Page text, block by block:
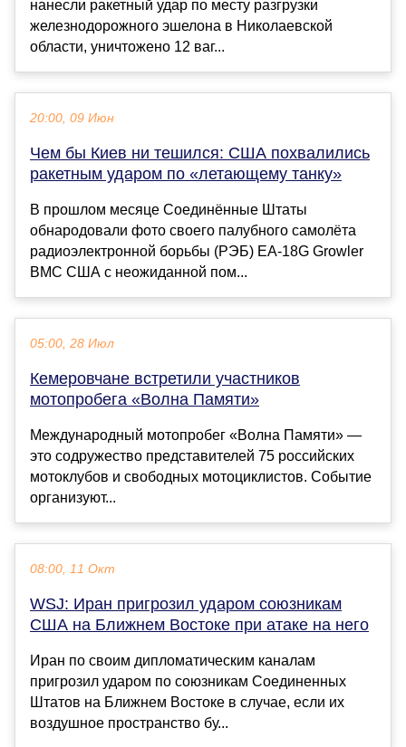
нанесли ракетный удар по месту разгрузки
железнодорожного эшелона в Николаевской
области, уничтожено 12 ваг...
20:00, 09 Июн
Чем бы Киев ни тешился: США похвалились
ракетным ударом по «летающему танку»
В прошлом месяце Соединённые Штаты
обнародовали фото своего палубного самолёта
радиоэлектронной борьбы (РЭБ) EA-18G Growler
ВМС США с неожиданной пом...
05:00, 28 Июл
Кемеровчане встретили участников
мотопробега «Волна Памяти»
Международный мотопробег «Волна Памяти» —
это содружество представителей 75 российских
мотоклубов и свободных мотоциклистов. Событие
организуют...
08:00, 11 Окт
WSJ: Иран пригрозил ударом союзникам
США на Ближнем Востоке при атаке на него
Иран по своим дипломатическим каналам
пригрозил ударом по союзникам Соединенных
Штатов на Ближнем Востоке в случае, если их
воздушное пространство бу...